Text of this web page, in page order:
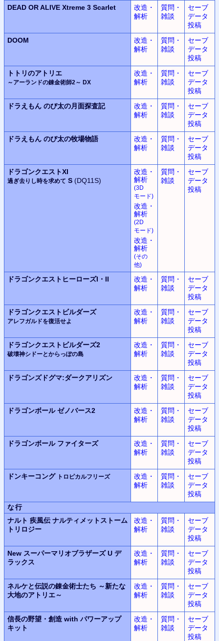
DEAD OR ALIVE Xtreme 3 Scarlet
改造・
解析
質問・
雑談
セーブ
データ
投稿
DOOM
改造・
解析
質問・
雑談
セーブ
データ
投稿
トトリのアトリエ
～アーランドの錬金術師2～ DX
改造・
解析
質問・
雑談
セーブ
データ
投稿
ドラえもん のび太の月面探査記
改造・
解析
質問・
雑談
セーブ
データ
投稿
ドラえもん のび太の牧場物語
改造・
解析
質問・
雑談
セーブ
データ
投稿
ドラゴンクエストXI
過ぎ去りし時を求めて S (DQ11S)
改造・
解析
(3D
モード)
改造・
解析
(2D
モード)
改造・
解析
(その
他)
質問・
雑談
セーブ
データ
投稿
ドラゴンクエストヒーローズI・II
改造・
解析
質問・
雑談
セーブ
データ
投稿
ドラゴンクエストビルダーズ
アレフガルドを復活せよ
改造・
解析
質問・
雑談
セーブ
データ
投稿
ドラゴンクエストビルダーズ2
破壊神シドーとからっぽの島
改造・
解析
質問・
雑談
セーブ
データ
投稿
ドラゴンズドグマ:ダークアリズン
改造・
解析
質問・
雑談
セーブ
データ
投稿
ドラゴンボールゼノバース2
改造・
解析
質問・
雑談
セーブ
データ
投稿
ドラゴンボール ファイターズ
改造・
解析
質問・
雑談
セーブ
データ
投稿
ドンキーコング トロピカルフリーズ
改造・
解析
質問・
雑談
セーブ
データ
投稿
な行
ナルト 疾風伝 ナルティメットストーム
トリロジー
改造・
解析
質問・
雑談
セーブ
データ
投稿
New スーパーマリオブラザーズ U デ
ラックス
改造・
解析
質問・
雑談
セーブ
データ
投稿
ネルケと伝説の錬金術士たち ～新たな
大地のアトリエ～
改造・
解析
質問・
雑談
セーブ
データ
投稿
信長の野望・創造 with パワーアップ
キット
改造・
解析
質問・
雑談
セーブ
データ
投稿